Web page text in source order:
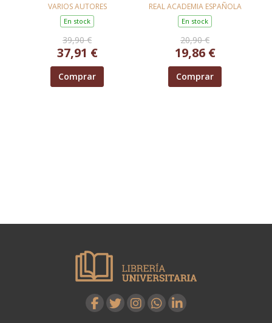
GESTÓ LA
DECLARACIÓN DE
PERSONA NO-
HUMANA
VARIOS AUTORES
En stock
39,90 €
37,91 €
Comprar
TÉRMINOS
JURÍDICOS
REAL ACADEMIA ESPAÑOLA
En stock
20,90 €
19,86 €
Comprar